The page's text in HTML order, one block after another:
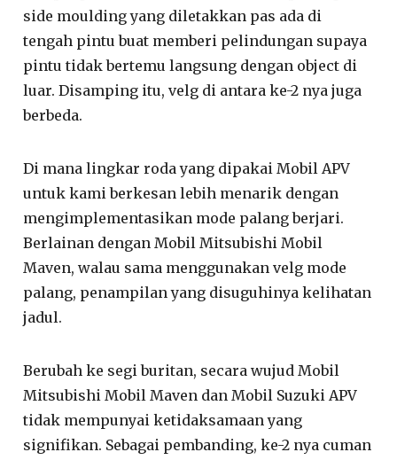
side moulding yang diletakkan pas ada di
tengah pintu buat memberi pelindungan supaya
pintu tidak bertemu langsung dengan object di
luar. Disamping itu, velg di antara ke-2 nya juga
berbeda.
Di mana lingkar roda yang dipakai Mobil APV
untuk kami berkesan lebih menarik dengan
mengimplementasikan mode palang berjari.
Berlainan dengan Mobil Mitsubishi Mobil
Maven, walau sama menggunakan velg mode
palang, penampilan yang disuguhinya kelihatan
jadul.
Berubah ke segi buritan, secara wujud Mobil
Mitsubishi Mobil Maven dan Mobil Suzuki APV
tidak mempunyai ketidaksamaan yang
signifikan. Sebagai pembanding, ke-2 nya cuman